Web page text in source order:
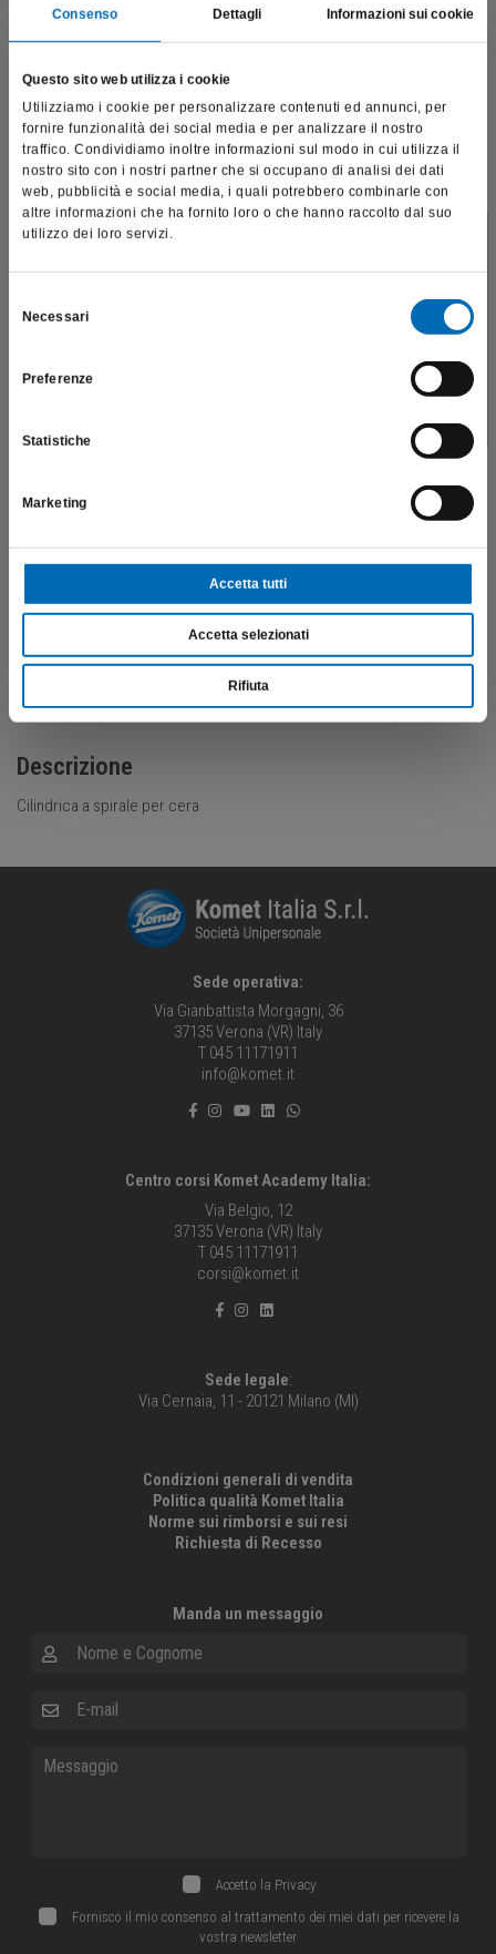
Consenso Dettagli Informazioni sui cookie
Questo sito web utilizza i cookie
Utilizziamo i cookie per personalizzare contenuti ed annunci, per
fornire funzionalità dei social media e per analizzare il nostro
traffico. Condividiamo inoltre informazioni sul modo in cui utilizza il
nostro sito con i nostri partner che si occupano di analisi dei dati
web, pubblicità e social media, i quali potrebbero combinarle con
altre informazioni che ha fornito loro o che hanno raccolto dal suo
utilizzo dei loro servizi.
delNecessari
Preferenze
Statistiche
Marketing
Accetta tutti
Accetta selezionati
Rifiuta
Prodotti correlati
H206
Descrizione
Cilindrica a spirale per cera
Sede operativa:
Via Gianbattista Morgagni, 36
37135 Verona (VR) Italy
T 045 11171911
info@komet.it
Centro corsi Komet Academy Italia:
Via Belgio, 12
37135 Verona (VR) Italy
T 045 11171911
corsi@komet.it
Sede legale:
Via Cernaia, 11 - 20121 Milano (MI)
Condizioni generali di vendita
Politica qualità Komet Italia
Norme sui rimborsi e sui resi
Richiesta di Recesso
Manda un messaggio
Accetto la Privacy
Fornisco il mio consenso al trattamento dei miei dati per ricevere la
vostra newsletter
professionali e riporta dati, prodotti e beni sensibili per la
salute e la sicurezza del paziente; pertanto, per visitare il sito,